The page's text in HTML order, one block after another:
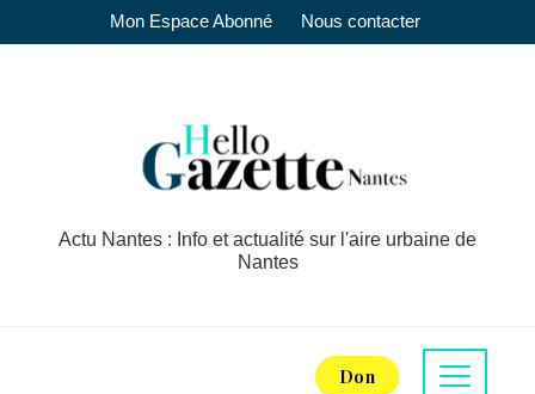
Mon Espace Abonné Nous contacter
Actu Nantes : Info et actualité sur l'aire urbaine de
Nantes
Don